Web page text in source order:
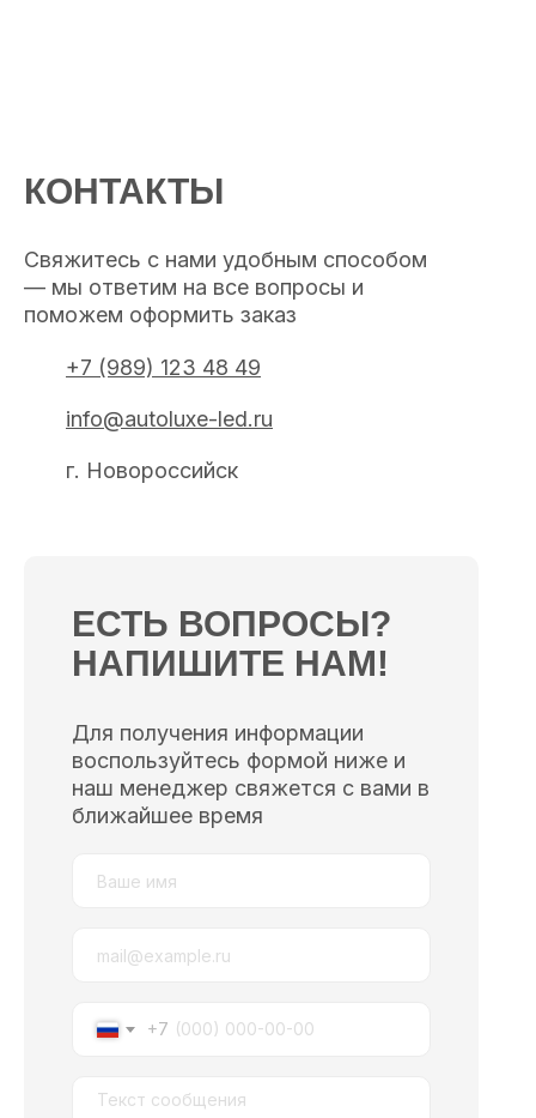
КОНТАКТЫ
ЕСТЬ ВОПРОСЫ?
НАПИШИТЕ НАМ!
Свяжитесь с нами удобным способом
— мы ответим на все вопросы и
поможем оформить заказ
Для получения информации
воспользуйтесь формой ниже и
наш менеджер свяжется с вами в
ближайшее время
+7 (989) 123 48 49
info@autoluxe-led.ru
г. Новороссийск
+7